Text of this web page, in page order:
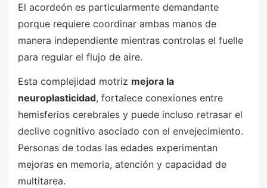
El acordeón es particularmente demandante
porque requiere coordinar ambas manos de
manera independiente mientras controlas el fuelle
para regular el flujo de aire.
Esta complejidad motriz mejora la
neuroplasticidad, fortalece conexiones entre
hemisferios cerebrales y puede incluso retrasar el
declive cognitivo asociado con el envejecimiento.
Personas de todas las edades experimentan
mejoras en memoria, atención y capacidad de
multitarea.